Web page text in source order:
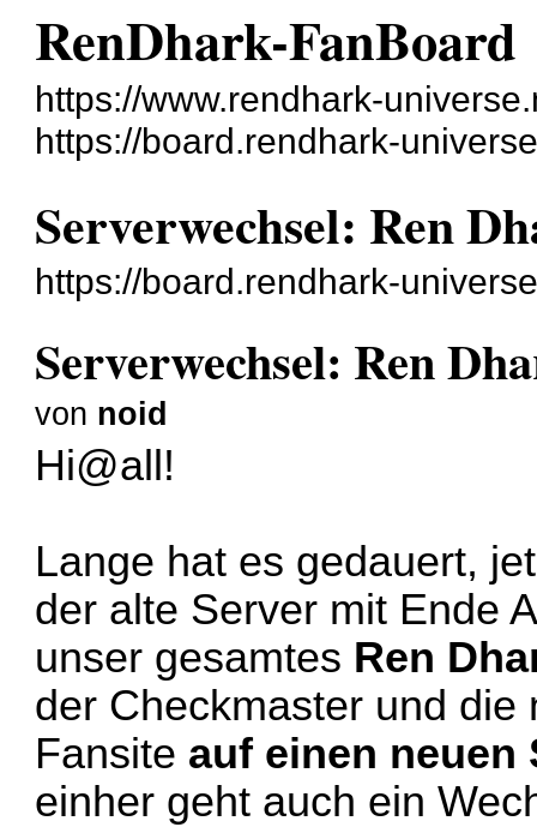
RenDhark-FanBoard
https://www.rendhark-
https://board.rendhark-
Serverwechsel: Ren
https://board.rendhark-
Serverwechsel: Ren
von noid
Hi@all!
Lange hat es gedauert,
der alte Server mit Ende
unser gesamtes Ren
der Checkmaster und
Fansite auf einen neuen
einher geht auch ein